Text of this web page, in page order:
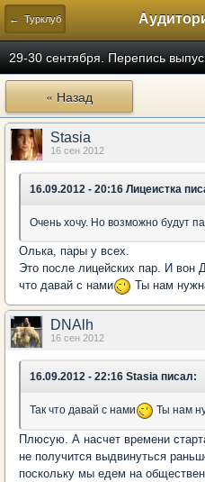
← Турклуб
29-30 сентября. Перепись
« Назад
Stasia
16 сен 2012
16.09.2012 - 20:16 Лицеистка
Очень хочу. Но возможно будут
Олька, пары у всех.
Это после лицейских пар. И вон
что давай с нами
Ты нам
DNAlh
16 сен 2012
16.09.2012 - 22:16 Stasia писал:
Так что давай с нами Ты нам
Плюсую. А насчет времени
не получится выдвинуться
поскольку мы едем на